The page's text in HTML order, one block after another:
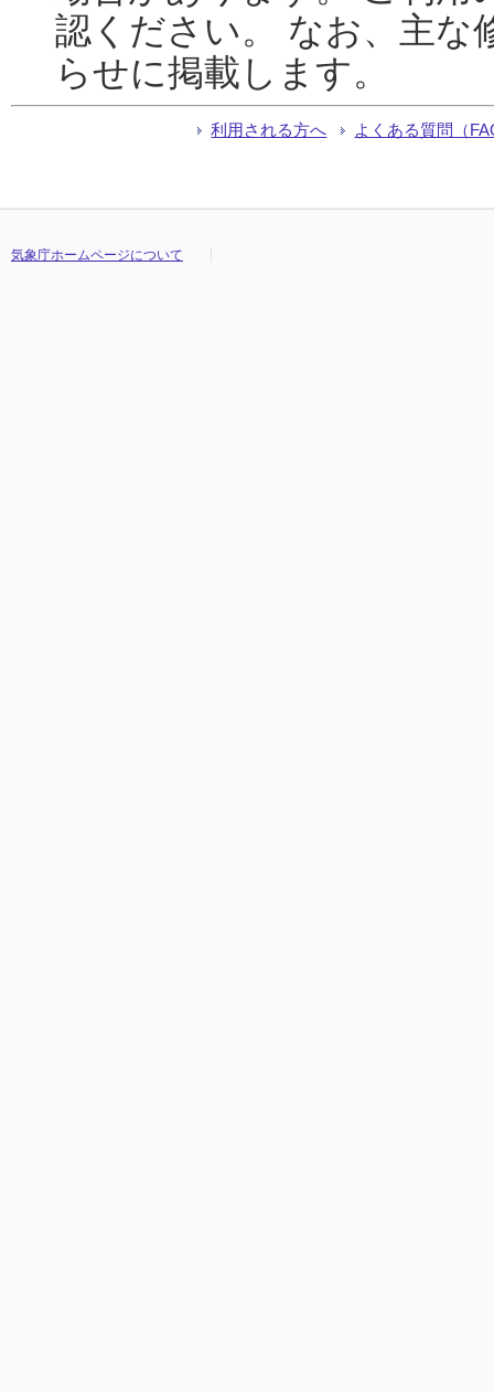
認ください。 なお、主な
らせに掲載します。
利用される方へ よくある質問（
気象庁ホームページについて